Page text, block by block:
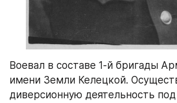
Воевал в cоставе 1-й бригады
имени Земли Келецкой.
диверсионную деятельность